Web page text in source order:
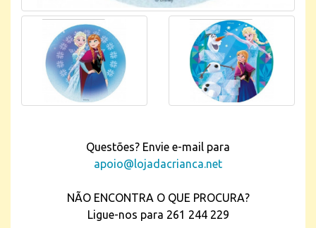
Questões? Envie e-mail para
apoio@lojadacrianca.net
NÃO ENCONTRA O QUE PROCURA?
Ligue-nos para 261 244 229